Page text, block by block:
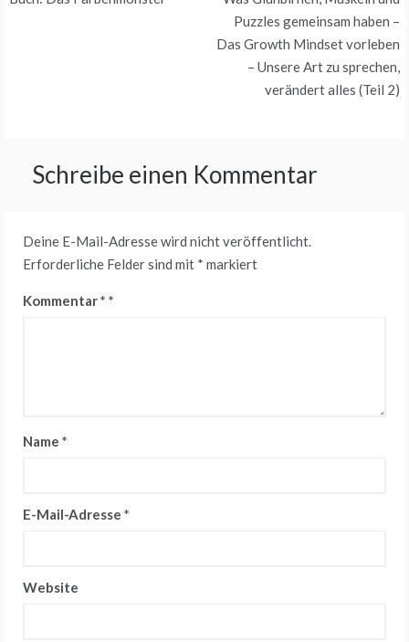
Puzzles gemeinsam haben –
Das Growth Mindset vorleben
– Unsere Art zu sprechen,
verändert alles (Teil 2)
Schreibe einen Kommentar
Deine E-Mail-Adresse wird nicht veröffentlicht.
Erforderliche Felder sind mit * markiert
Kommentar*
Name *
E-Mail-Adresse *
Website